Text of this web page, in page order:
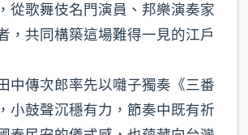
從歌舞伎名門演員、邦樂演奏家
，共同構築這場難得一見的江戶
中傳次郎率先以囃子獨奏《三番
小鼓聲沉穩有力，節奏中既有祈